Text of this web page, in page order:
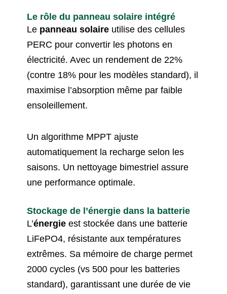
Le rôle du panneau solaire intégré
Le panneau solaire utilise des cellules
PERC pour convertir les photons en
électricité. Avec un rendement de 22%
(contre 18% pour les modèles standard), il
maximise l’absorption même par faible
ensoleillement.
Un algorithme MPPT ajuste
automatiquement la recharge selon les
saisons. Un nettoyage bimestriel assure
une performance optimale.
Stockage de l’énergie dans la batterie
L’énergie est stockée dans une batterie
LiFePO4, résistante aux températures
extrêmes. Sa mémoire de charge permet
2000 cycles (vs 500 pour les batteries
standard), garantissant une durée de vie